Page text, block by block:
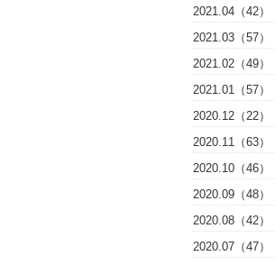
2021.04（42）
2021.03（57）
2021.02（49）
2021.01（57）
2020.12（22）
2020.11（63）
2020.10（46）
2020.09（48）
2020.08（42）
2020.07（47）